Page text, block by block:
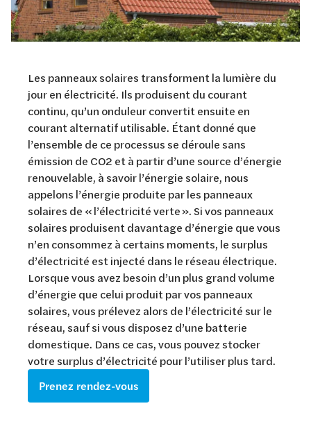
Les panneaux solaires transforment la lumière du
jour en électricité. Ils produisent du courant
continu, qu’un onduleur convertit ensuite en
courant alternatif utilisable. Étant donné que
l’ensemble de ce processus se déroule sans
émission de CO2 et à partir d’une source d’énergie
renouvelable, à savoir l’énergie solaire, nous
appelons l’énergie produite par les panneaux
solaires de « l’électricité verte ». Si vos panneaux
solaires produisent davantage d’énergie que vous
n’en consommez à certains moments, le surplus
d’électricité est injecté dans le réseau électrique.
Lorsque vous avez besoin d’un plus grand volume
d’énergie que celui produit par vos panneaux
solaires, vous prélevez alors de l’électricité sur le
réseau, sauf si vous disposez d’une batterie
domestique. Dans ce cas, vous pouvez stocker
votre surplus d’électricité pour l’utiliser plus tard.
Prenez rendez-vous